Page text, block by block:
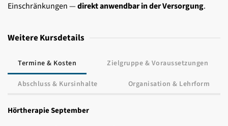
Einschränkungen —direkt anwendbar in der Versorgung.
Weitere Kursdetails
Termine & Kosten Zielgruppe & Voraussetzungen
Abschluss & Kursinhalte Organisation & Lehrform
Hörtherapie September